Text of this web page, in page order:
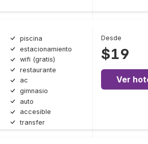
piscina
estacionamiento
wifi (gratis)
restaurante
ac
gimnasio
auto
accesible
transfer
Desde
$19
Ver